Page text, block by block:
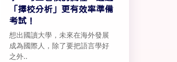
「擇校分析」更有效率準備
考試！
想出國讀大學，未來在海外發展
成為國際人，除了要把語言學好
之外..